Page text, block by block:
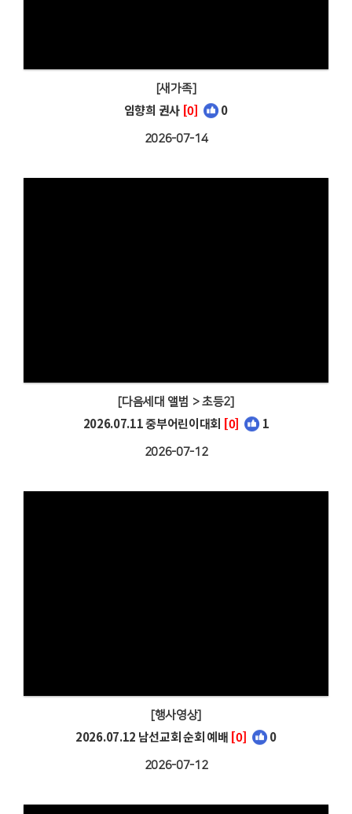
[새가족]
임향희 권사 [0] 0
2026-07-14
[다음세대 앨범 > 초등2]
2026.07.11 중부어린이대회 [0] 1
2026-07-12
[행사영상]
2026.07.12 남선교회 순회 예배 [0] 0
2026-07-12